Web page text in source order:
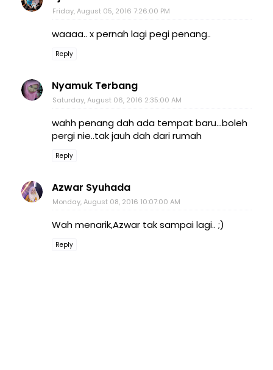
Friday, August 05, 2016 7:26:00 PM
waaaa.. x pernah lagi pegi penang..
Reply
Nyamuk Terbang
Saturday, August 06, 2016 2:35:00 AM
wahh penang dah ada tempat baru...boleh
pergi nie..tak jauh dah dari rumah
Reply
Azwar Syuhada
Monday, August 08, 2016 10:07:00 AM
Wah menarik,Azwar tak sampai lagi.. ;)
Reply